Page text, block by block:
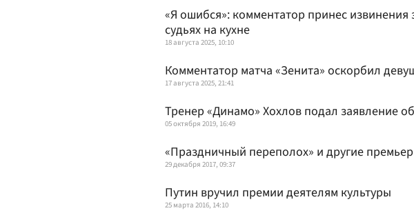
«Я ошибся»: комментатор принес извинения
судьях на кухне
18 августа 2025, 10:10
Комментатор матча «Зенита» оскорбил
17 августа 2025, 21:41
Тренер «Динамо» Хохлов подал заявление
05 октября 2019, 16:49
«Праздничный переполох» и другие
29 декабря 2017, 09:37
Путин вручил премии деятелям культуры
25 марта 2016, 14:10